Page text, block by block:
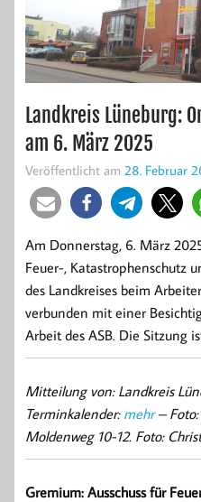
Landkreis Lüneburg:
am 6. März 2025
Veröffentlicht am 28. Februar
Am Donnerstag, 6. März
Feuer-, Katastrophenschutz
des Landkreises beim
verbunden mit einer
Arbeit des ASB. Die Sitzung
Mitteilung von: Landkreis
Terminkalender: mehr– Foto:
Moldenweg 10-12. Foto:
Gremium: Ausschuss für